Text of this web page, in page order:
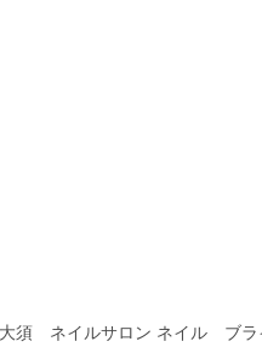
ネイルサロン ネイル ブラ